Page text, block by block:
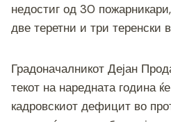
недостиг од 30
две теретни и три теренски
Градоначалникот Дејан
текот на наредната година
кадровскиот дефицит во